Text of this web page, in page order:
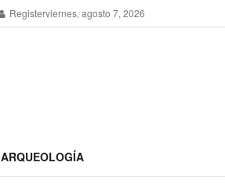
Registerviernes, agosto 7, 2026
ARQUEOLOGÍA